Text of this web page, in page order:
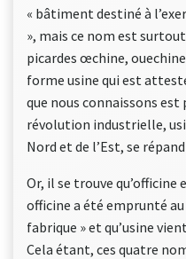
« bâtiment destiné à
», mais ce nom est
picardes œchine, ouechine
forme usine qui est
que nous connaissons est
révolution industrielle,
Nord et de l’Est, se
Or, il se trouve
officine a été emprunté
fabrique » et qu’usine
Cela étant, ces quatre